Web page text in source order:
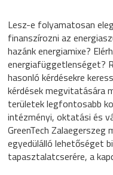
Lesz-e folyamatosan
finanszírozni az
hazánk energiamixe?
energiafüggetlenséget?
hasonló kérdésekre
kérdések megvitatására
területek legfontosabb
intézményi, oktatási és
GreenTech
egyedülálló lehetőséget
tapasztalatcserére, a